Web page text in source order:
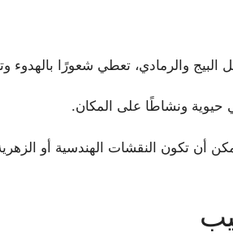
البيج والرمادي، تعطي شعورًا
ونشاطًا على المكان.
أن تكون النقشات الهندسية أو